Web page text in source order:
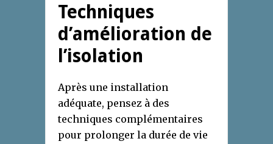
Techniques
d’amélioration de
l’isolation
Après une installation
adéquate, pensez à des
techniques complémentaires
pour prolonger la durée de vie